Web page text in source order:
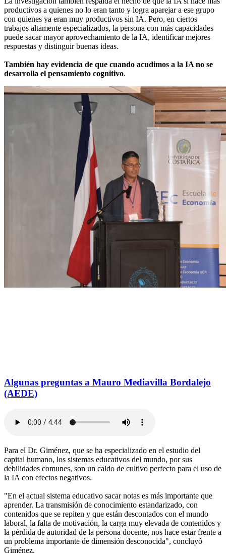
productivos a quienes no lo eran tanto y logra aparejar a ese grupo
con quienes ya eran muy productivos sin IA. Pero, en ciertos
trabajos altamente especializados, la persona con más capacidades
puede sacar mayor aprovechamiento de la IA, identificar mejores
respuestas y distinguir buenas ideas.
También hay evidencia de que cuando acudimos a la IA no se
desarrolla el pensamiento cognitivo.
Algunas preguntas a Mauro Mediavilla Bordalejo
(AEDE)
Para el Dr. Giménez, que se ha especializado en el estudio del
capital humano, los sistemas educativos del mundo, por sus
debilidades comunes, son un caldo de cultivo perfecto para el uso de
la IA con efectos negativos.
"En el actual sistema educativo sacar notas es más importante que
aprender. La transmisión de conocimiento estandarizado, con
contenidos que se repiten y que están descontados con el mundo
laboral, la falta de motivación, la carga muy elevada de contenidos y
la pérdida de autoridad de la persona docente, nos hace estar frente a
un problema importante de dimensión desconocida", concluyó
Giménez.